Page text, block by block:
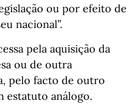
ou por efeito de
nacional”.
pela aquisição da
ou de outra
pelo facto de outro
estatuto análogo.